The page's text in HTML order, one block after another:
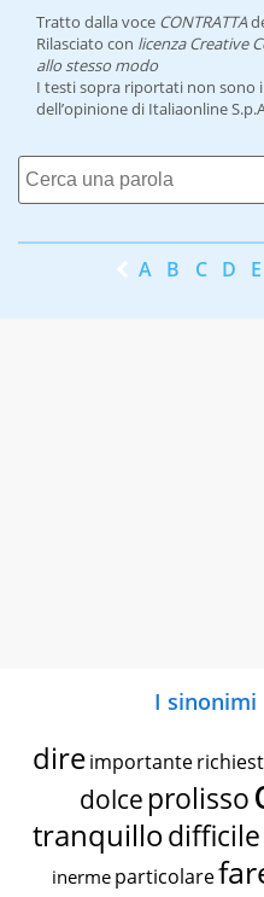
Tratto dalla voce CONTRATTA
Rilasciato con licenza Creative
allo stesso modo
I testi sopra riportati non sono
dell’opinione di Italiaonline
A B C D E
I sinonimi
dire importante
dolce prolisso
tranquillodifficile
inerme particolare